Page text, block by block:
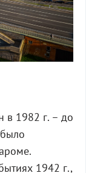
в 1982 г. – до
1942 г.,